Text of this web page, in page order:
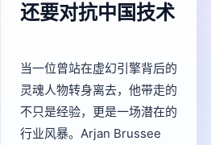
还要对抗中国技术
当一位曾站在虚幻引擎背后的
灵魂人物转身离去，他带走的
不只是经验，更是一场潜在的
行业风暴。Arjan Brussee